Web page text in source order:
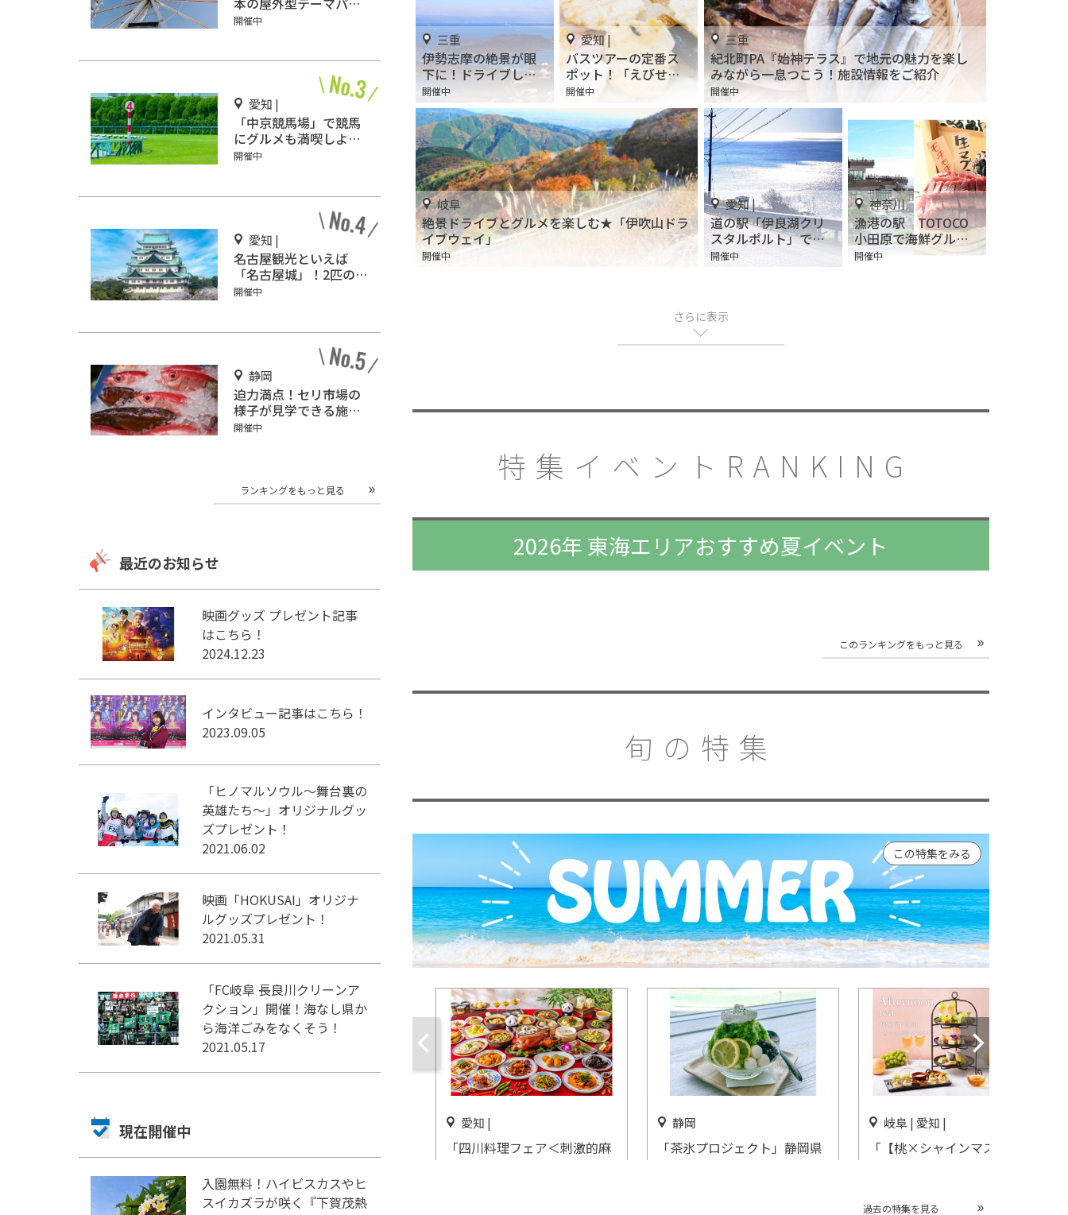
ク敷地面積ランキン
開催中
愛知 |
「中京競馬場」で競馬
にグルメも満喫しよ
う！
開催中
愛知 |
名古屋観光といえば
「名古屋城」！2匹の金
鯱を見に行こう
開催中
静岡
迫力満点！セリ市場の
様子が見学できる施設
「沼津魚市場 INO」
開催中
農園」
開催中
キッズのプールデビュ
ーに最適！「雄踏総合
公園・亀崎ファミリー
ランドプール」
開催終了
トカフェ 名古屋2号店
ランキングをもっと見る
最近のお知らせ
映画グッズ プレゼント記事
はこちら！
2024.12.23
インタビュー記事はこちら！
2023.09.05
「ヒノマルソウル～舞台裏の
英雄たち～」オリジナルグッ
ズプレゼント！
2021.06.02
映画「HOKUSAI」オリジナ
ルグッズプレゼント！
2021.05.31
「FC岐阜 長良川クリーンア
クション」開催！海なし県か
ら海洋ごみをなくそう！
2021.05.17
現在開催中
入園無料！ハイビスカスやヒ
スイカズラが咲く『下賀茂熱
三重
伊勢志摩の絶景が眼
下に！ドライブしな
がら観光もできる
「伊勢志摩スカイラ
イン」
開催中
愛知 |
バスツアーの定番ス
ポット！「えびせん
べいとちくわの共和
開催中
三重
紀北町PA『始神テラス』で地元の魅力を楽し
みながら一息つこう！施設情報をご紹介
開催中
岐阜
絶景ドライブとグルメを楽しむ★「伊吹山ドラ
イブウェイ」
開催中
愛知 |
道の駅「伊良湖クリ
スタルポルト」で旅
の途中のひとやすみ
開催中
神奈川
漁港の駅 TOTOCO
小田原で海鮮グルメ
を楽しもう！アクセ
開催中
さらに表示
特集イベントRANKING
2026年 東海エリアおすすめ夏イベント
このランキングをもっと見る
旬の特集
この特集をみる
愛知 |
「四川料理フェア＜刺激的麻
静岡
「茶氷プロジェクト」静岡県
岐阜 | 愛知 |
「【桃×シャインマスカッ
デンホテル名古屋プレミアで
過去の特集を見る